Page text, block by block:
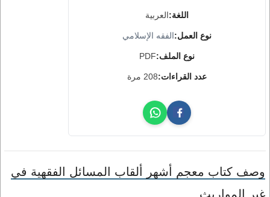
اللغة:العربية
نوع العمل:الفقه الإسلامي
نوع الملف:PDF
عدد القراءات:208 مرة
وصف كتاب معجم أشهر ألقاب المسائل الفقهية في
غير المواريث